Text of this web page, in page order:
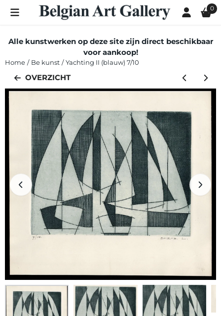
Cookievoorkeuren zijn momenteel gesloten. 0
Alle kunstwerken op deze site zijn direct beschikbaar
voor aankoop!
Home / Be kunst / Yachting II (blauw) 7/10
OVERZICHT